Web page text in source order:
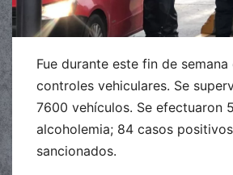
Fue durante este fin de
controles vehiculares. Se
7600 vehículos. Se efectuaron
alcoholemia; 84 casos
sancionados.